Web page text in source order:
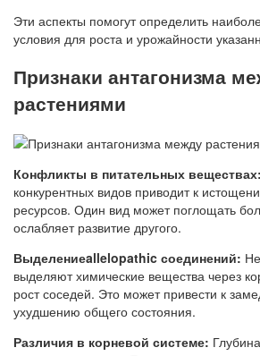
Эти аспекты помогут определить
условия для роста и урожайности
Признаки антагонизма
растениями
Конфликты в питательных веществах:
конкурентных видов приводит к
ресурсов. Один вид может поглощать
ослабляет развитие другого.
Выделениеallelopathic соединений:
выделяют химические вещества через
рост соседей. Это может привести к
ухудшению общего состояния.
Различия в корневой системе: